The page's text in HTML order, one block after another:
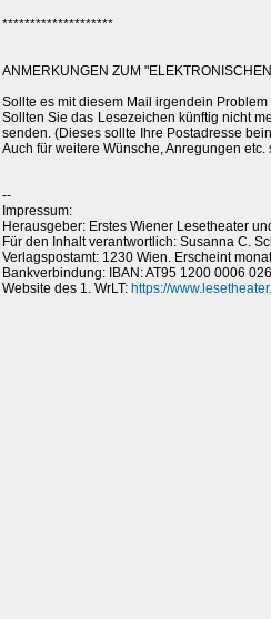
********************
ANMERKUNGEN ZUM
Sollte es mit diesem Mail irgendein
Sollten Sie das Lesezeichen künftig nicht
senden. (Dieses sollte Ihre Postadresse
Auch für weitere Wünsche, Anregungen
--
Impressum:
Herausgeber: Erstes Wiener Lesetheater
Für den Inhalt verantwortlich: Susanna C.
Verlagspostamt: 1230 Wien. Erscheint
Bankverbindung: IBAN: AT95 1200 0006
Website des 1. WrLT: https://